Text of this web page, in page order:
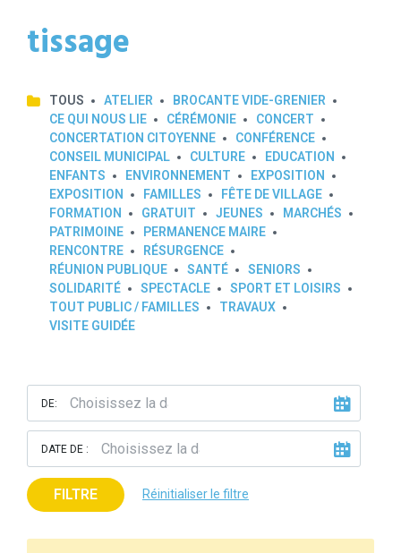
tissage
TOUS ATELIER
BROCANTE VIDE-GRENIER
CE QUI NOUS LIE
CÉRÉMONIE
CONCERT
CONCERTATION CITOYENNE
CONFÉRENCE
CONSEIL MUNICIPAL
CULTURE
EDUCATION
ENFANTS
ENVIRONNEMENT
EXPOSITION
EXPOSITION
FAMILLES
FÊTE DE VILLAGE
FORMATION
GRATUIT JEUNES
MARCHÉS
PATRIMOINE
PERMANENCE MAIRE
RENCONTRE
RÉSURGENCE
RÉUNION PUBLIQUE
SANTÉ
SENIORS
SOLIDARITÉ
SPECTACLE
SPORT ET LOISIRS
TOUT PUBLIC / FAMILLES
TRAVAUX
VISITE GUIDÉE
DE:
DATE DE :
FILTRE Réinitialiser le filtre